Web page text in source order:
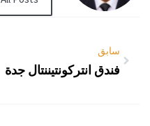
سابق
فندق انتركونتيننتال جدة